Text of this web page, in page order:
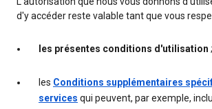
d'y accéder reste valable tant que vous
les présentes conditions d'utilisation ;
les Conditions supplémentaires
services qui peuvent, par exemple,